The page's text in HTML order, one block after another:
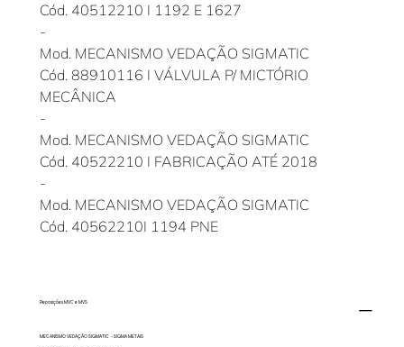
Cód. 40512210 I 1192 E 1627
-
Mod. MECANISMO VEDAÇÃO SIGMATIC
Cód. 88910116 I VÁLVULA P/ MICTÓRIO
MECÂNICA
-
Mod. MECANISMO VEDAÇÃO SIGMATIC
Cód. 40522210 I FABRICAÇÃO ATÉ 2018
-
Mod. MECANISMO VEDAÇÃO SIGMATIC
Cód. 40562210I 1194 PNE
Reposições MVC e MVS
MECANISMO VEDAÇÃO SIGMATIC - SIGMA METAIS